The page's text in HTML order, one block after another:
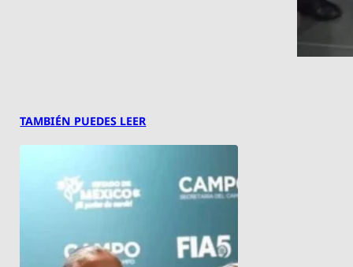
TAMBIÉN PUEDES LEER